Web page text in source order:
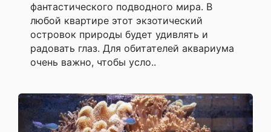
фантастического подводного мира. В
любой квартире этот экзотический
островок природы будет удивлять и
радовать глаз. Для обитателей аквариума
очень важно, чтобы усло..